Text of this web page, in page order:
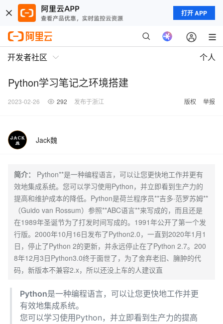
打开 APP
开发者社区 个人
Python学习笔记之环境搭建
2023-02-26 292 发布于浙江 版权 举报
Jack魏
简介：
Python**是一种编程语言，可以让您更快地工作并更有
效地集成系统。您可以学习使用Python，并立即看到生产力的
提高和维护成本的降低。Python是荷兰程序员**吉多·范罗苏姆**
（Guido van Rossum）参照**ABC语言**来写成的，而且还是
在1989年圣诞节为了打发时间写成的。1991年公开了第一个发
行版。2000年10月16日发布了Python2.0，一直到2020年1月1
日，停止了Python 2的更新，并永远停止在了Python 2.7。200
8年12月3日Python3.0终于面世了，为了舍弃老旧、臃肿的代
码，新版本不兼容2.x，所以还没上车的人建议直
Python是一种编程语言，可以让您更快地工作并更
有效地集成系统。
您可以学习使用Python，并立即看到生产力的提高